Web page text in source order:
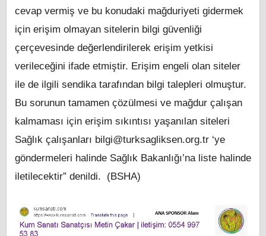
cevap vermiş ve bu konudaki mağduriyeti gidermek
için erişim olmayan sitelerin bilgi güvenliği
çerçevesinde değerlendirilerek erişim yetkisi
verileceğini ifade etmiştir. Erişim engeli olan siteler
ile de ilgili sendika tarafından bilgi talepleri olmuştur.
Bu sorunun tamamen çözülmesi ve mağdur çalışan
kalmaması için erişim sıkıntısı yaşanılan siteleri
Sağlık çalışanları bilgi@turksagliksen.org.tr ‘ye
göndermeleri halinde Sağlık Bakanlığı’na liste halinde
iletilecektir” denildi. (BSHA)